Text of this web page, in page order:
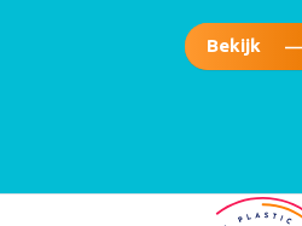
Bekijk